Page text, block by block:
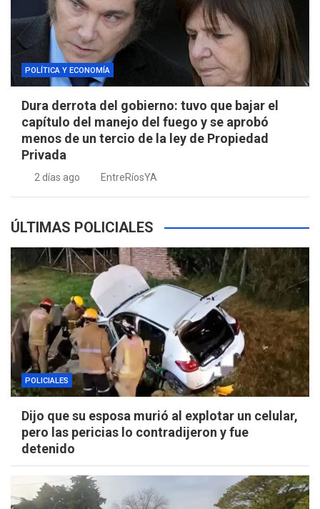
POLÍTICA Y ECONOMÍA
Dura derrota del gobierno: tuvo que bajar el
capítulo del manejo del fuego y se aprobó
menos de un tercio de la ley de Propiedad
Privada
2 días ago EntreRíosYA
ÚLTIMAS POLICIALES
POLICIALES
Dijo que su esposa murió al explotar un celular,
pero las pericias lo contradijeron y fue
detenido